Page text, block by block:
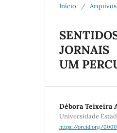
Início / Arquivos
JORNAIS
UM
Débora Teixeira
Universidade
https://orcid.org/